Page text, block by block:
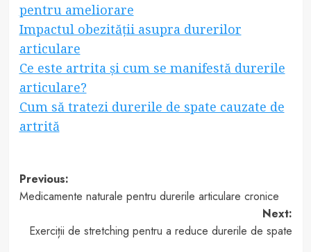
pentru ameliorare
Impactul obezității asupra durerilor
articulare
Ce este artrita și cum se manifestă durerile
articulare?
Cum să tratezi durerile de spate cauzate de
artrită
Post
navigation
Previous:
Medicamente naturale pentru durerile articulare cronice
Next:
Exerciții de stretching pentru a reduce durerile de spate